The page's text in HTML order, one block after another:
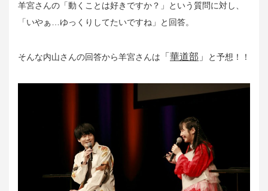
羊宮さんの「動くことは好きですか？」という質問に対し、
「いやぁ…ゆっくりしてたいですね」と回答。
そんな内山さんの回答から羊宮さんは 「 華道部 」 と予想！！